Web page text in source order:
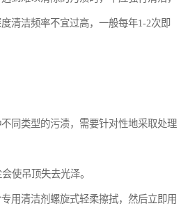
清洁频率不宜过高，一般每年1-2次即
同类型的污渍，需要针对性地采取处理
使吊顶失去光泽。
用清洁剂螺旋式轻柔擦拭，然后立即用